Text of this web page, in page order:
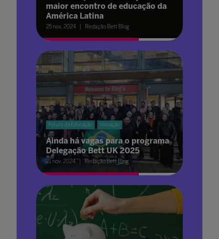
maior encontro de educação da
América Latina
25 nov. 2024 Redação Bett Blog
Futuro da Educação Inovação
Ainda há vagas para o programa
Delegação Bett UK 2025
21 nov. 2024 Redação Bett Blog